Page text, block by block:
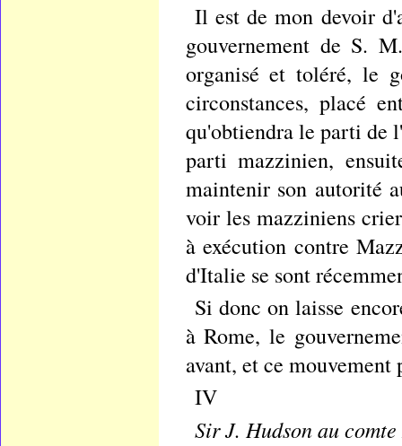
Il est de mon devoir
gouvernement de S.
organisé et toléré, le
circonstances, placé
qu'obtiendra le parti de
parti mazzinien,
maintenir son autorité
voir les mazziniens
à exécution contre
d'Italie se sont
Si donc on laisse
à Rome, le
avant, et ce
IV
Sir J. Hudson au